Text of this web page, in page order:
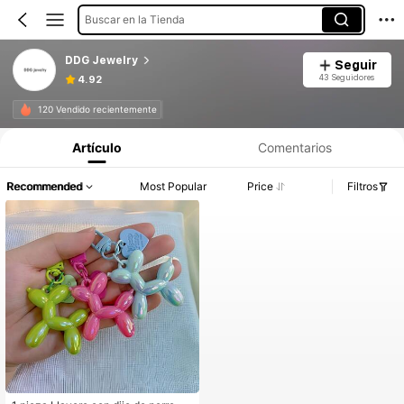
Buscar en la Tienda
DDG Jewelry
4.92
Seguir
43 Seguidores
120 Vendido recientemente
Artículo Comentarios
Recommended Most Popular Price Filtros